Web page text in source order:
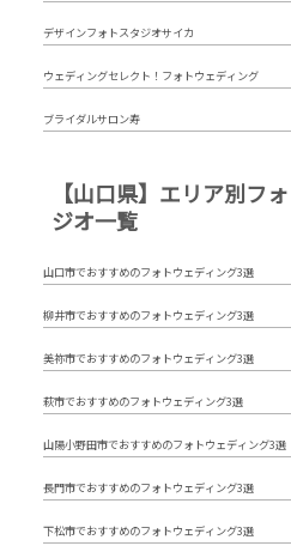
デザインフォトスタジオサイカ
ウェディングセレクト！フォトウェディング
ブライダルサロン寿
【山口県】エリア別フ
ジオ一覧
山口市でおすすめのフォトウェディング3選
柳井市でおすすめのフォトウェディング3選
美祢市でおすすめのフォトウェディング3選
萩市でおすすめのフォトウェディング3選
山陽小野田市でおすすめのフォトウェディング3選
長門市でおすすめのフォトウェディング3選
下松市でおすすめのフォトウェディング3選